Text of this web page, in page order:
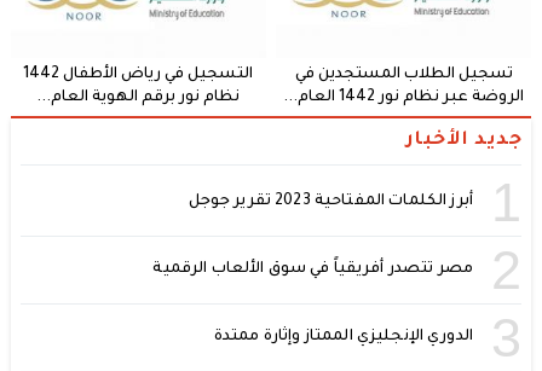
تسجيل الطلاب المستجدين في
الروضة عبر نظام نور 1442 العام...
التسجيل في رياض الأطفال 1442
نظام نور برقم الهوية العام...
جديد الأخبار
1 أبرز الكلمات المفتاحية 2023 تقرير جوجل
2 مصر تتصدر أفريقياً في سوق الألعاب الرقمية
3 الدوري الإنجليزي الممتاز وإثارة ممتدة